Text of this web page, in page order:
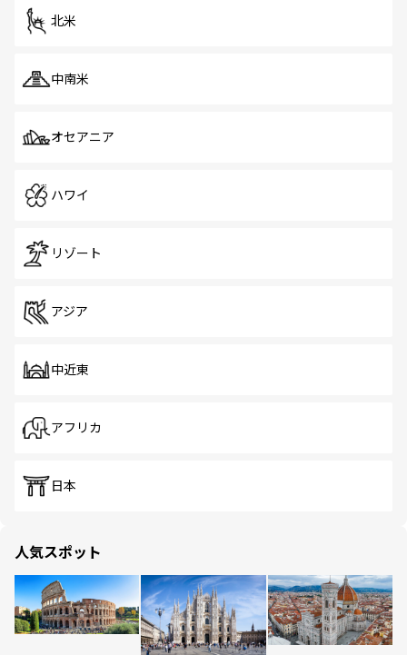
北米
中南米
オセアニア
ハワイ
リゾート
アジア
中近東
アフリカ
日本
人気スポット